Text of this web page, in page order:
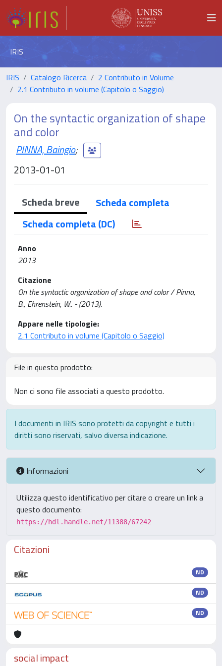
IRIS
IRIS Catalogo Ricerca
2 Contributo in Volume
2.1 Contributo in volume (Capitolo o Saggio)
On the syntactic organization of shape
and color
PINNA, Baingio;
2013-01-01
Scheda breve
Scheda completa
Scheda completa (DC)
Anno
2013
Citazione
On the syntactic organization of shape and color / Pinna,
B., Ehrenstein, W.. - (2013).
Appare nelle tipologie:
2.1 Contributo in volume (Capitolo o Saggio)
File in questo prodotto:
Non ci sono file associati a questo prodotto.
I documenti in IRIS sono protetti da copyright e tutti i
diritti sono riservati, salvo diversa indicazione.
Informazioni
Utilizza questo identificativo per citare o creare un link a
questo documento:
https://hdl.handle.net/11388/67242
Citazioni
ND
ND
ND
social impact